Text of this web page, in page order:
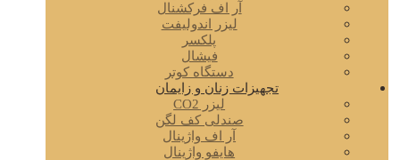
آر اف فرکشنال
لیزر اندولیفت
پلکسر
فیشال
دستگاه کوتر
تجهیزات زنان و زایمان
لیزر CO2
صندلی کف لگن
آر اف واژینال
هایفو واژینال